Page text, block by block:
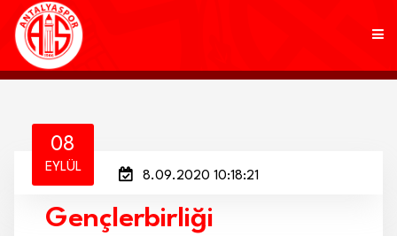
KULÜP
AKADEMİ
08
EYLÜL
8.09.2020 10:18:21
Gençlerbirliği